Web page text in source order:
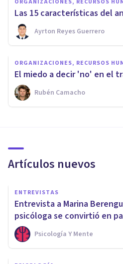
ORGANIZACIONES, RECURSOS
Las 15 características del
Ayrton Reyes Guerrero
ORGANIZACIONES, RECURSOS
El miedo a decir 'no' en el
Rubén Camacho
Artículos nuevos
ENTREVISTAS
Entrevista a Marina
psicóloga se convirtió en
Psicología Y Mente